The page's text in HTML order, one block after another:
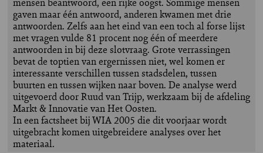
gaven maar één antwoord, anderen kwamen met drie
antwoorden. Zelfs aan het eind van een toch al forse lijst
met vragen vulde 81 procent nog één of meerdere
antwoorden in bij deze slotvraag. Grote verrassingen
bevat de toptien van ergernissen niet, wel komen er
interessante verschillen tussen stadsdelen, tussen
buurten en tussen wijken naar boven. De analyse werd
uitgevoerd door Ruud van Trijp, werkzaam bij de afdeling
Markt & Innovatie van Het Oosten.
In een factsheet bij WIA 2005 die dit voorjaar wordt
uitgebracht komen uitgebreidere analyses over het
materiaal.